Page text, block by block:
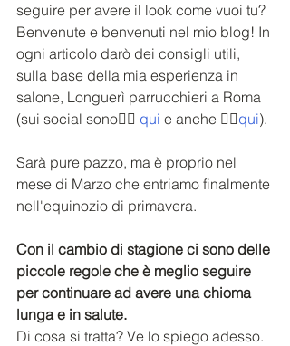
seguire per avere il look come vuoi tu?
Benvenute e benvenuti nel mio blog! In
ogni articolo darò dei consigli utili,
sulla base della mia esperienza in
salone, Longuerì parrucchieri a Roma
(sui social sono👉🏻 qui e anche 👉🏻qui).
Sarà pure pazzo, ma è proprio nel
mese di Marzo che entriamo finalmente
nell'equinozio di primavera.
Con il cambio di stagione ci sono delle
piccole regole che è meglio seguire
per continuare ad avere una chioma
lunga e in salute.
Di cosa si tratta? Ve lo spiego adesso.